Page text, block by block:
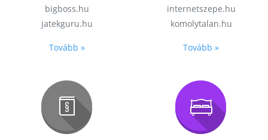
bigboss.hu
jatekguru.hu
Tovább »
internetszepe.hu
komolytalan.hu
Tovább »